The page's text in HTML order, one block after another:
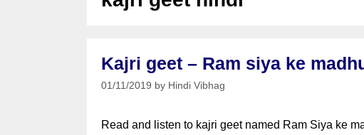
Kajri geet – Ram siya ke
01/11/2019 by Hindi Vibhag
Read and listen to kajri geet named Ram Siya ke